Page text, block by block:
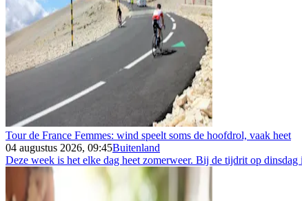
Tour de France Femmes: wind speelt soms de hoofdrol, vaak heet
04 augustus 2026, 09:45Buitenland
Deze week is het elke dag heet zomerweer. Bij de tijdrit op dinsdag